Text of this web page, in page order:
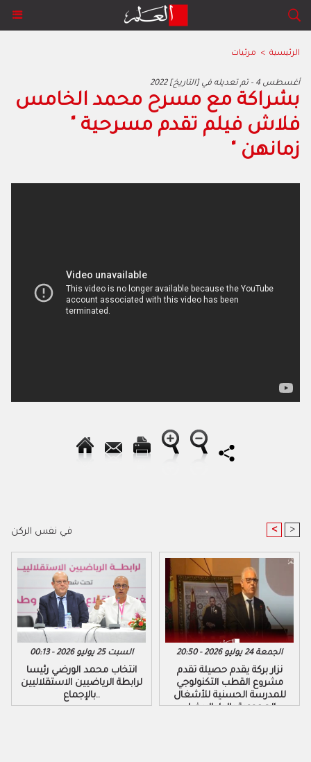
الرئيسية > مرئيات
2022 أغسطس 4 - تم تعديله في [التاريخ]
بشراكة مع مسرح محمد الخامس
فلاش فيلم تقدم مسرحية "
زمانهن "
في نفس الركن < >
السبت 25 يوليو 2026 - 00:13
​انتخاب محمد الورضي رئيسا
لرابطة الرياضيين الاستقلاليين
بالإجماع..
الجمعة 24 يوليو 2026 - 20:50
نزار بركة يقدم حصيلة تقدم
مشروع القطب التكنولوجي
للمدرسة الحسنية للأشغال
العمومية بالدار البيضاء